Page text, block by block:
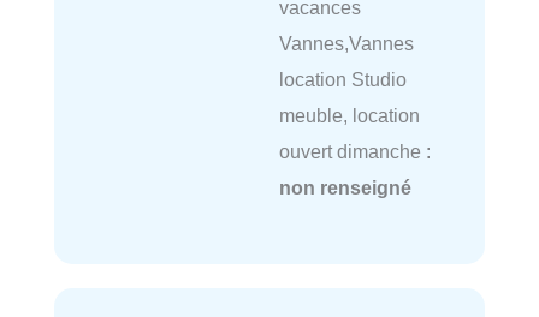
vacances
Vannes,Vannes
location Studio
meuble, location
ouvert dimanche :
non renseigné